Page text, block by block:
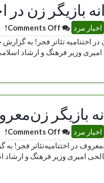
بازیگر زن‌ در
اخبار مرد
اختتامیه‌ تئاتر فجر! به
وزیر فرهنگ و ارشاد
اخبار مرد
در اختتامیه‌تئاتر فجر!
امیری وزیر فرهنگ و ارشاد